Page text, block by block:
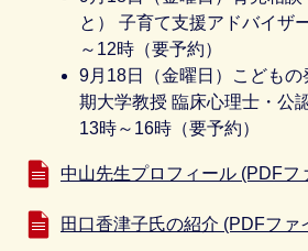
と） 子育て支援アドバイザ
～12時（要予約）
9月18日（金曜日）こども
期大学教授 臨床心理士・公
13時～16時（要予約）
中山先生プロフィール (PDFフ
田口香津子氏の紹介 (PDFファ